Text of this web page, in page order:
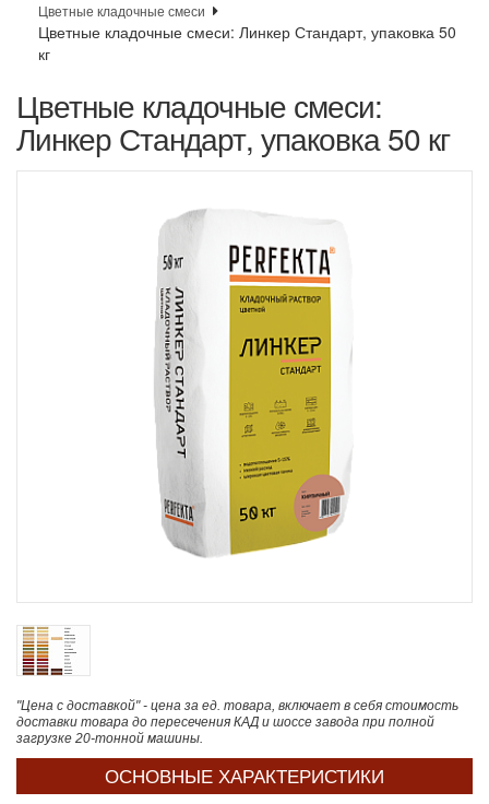
Цветные кладочные смеси
Цветные кладочные смеси: Линкер Стандарт, упаковка 50
кг
Цветные кладочные смеси:
Линкер Стандарт, упаковка 50 кг
"Цена с доставкой" - цена за ед. товара, включает в себя стоимость
доставки товара до пересечения КАД и шоссе завода при полной
загрузке 20-тонной машины.
ОСНОВНЫЕ ХАРАКТЕРИСТИКИ